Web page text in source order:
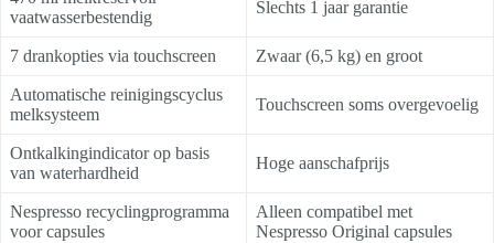
vaatwasserbestendig
Slechts 1 jaar garantie
7 drankopties via touchscreen Zwaar (6,5 kg) en groot
Automatische reinigingscyclus
melksysteem
Touchscreen soms overgevoelig
Ontkalkingindicator op basis
van waterhardheid
Hoge aanschafprijs
Nespresso recyclingprogramma
voor capsules
Alleen compatibel met
Nespresso Original capsules